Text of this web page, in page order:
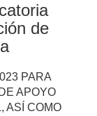
de
PARA
APOYO
ASÍ COMO